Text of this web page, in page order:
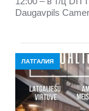
Daugavpils
ЛАТГАЛИЯ